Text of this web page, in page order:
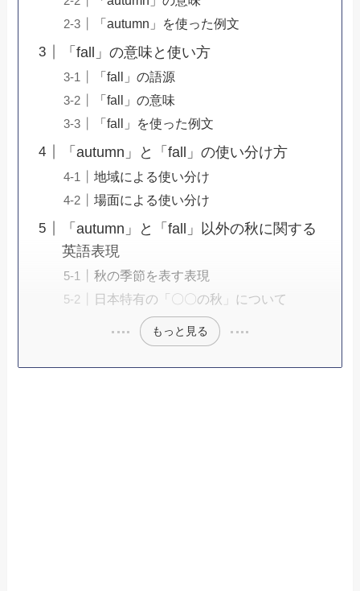
「autumn」を使った例文
「fall」の意味と使い方
「fall」の語源
「fall」の意味
「fall」を使った例文
「autumn」と「fall」の使い分け方
地域による使い分け
場面による使い分け
「autumn」と「fall」以外の秋に関する
英語表現
秋の季節を表す表現
日本特有の「〇〇の秋」について
もっと見る